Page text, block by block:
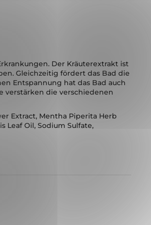
Der Kräuterextrakt ist
Gleichzeitig fördert das Bad die
Entspannung hat das Bad auch
verstärken die verschiedenen
Extract, Mentha Piperita Herb
Leaf Oil, Sodium Sulfate,